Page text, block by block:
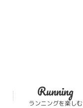
Running
ランニングを楽しむ